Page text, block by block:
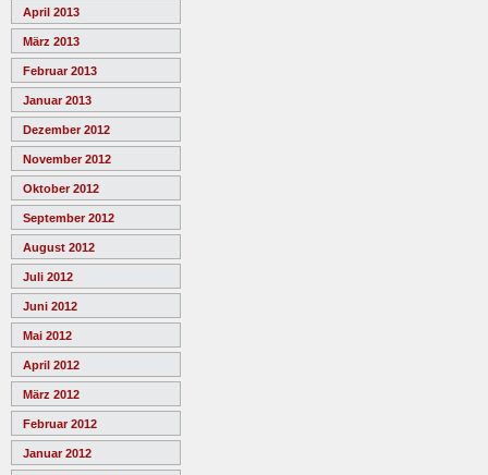
April 2013
März 2013
Februar 2013
Januar 2013
Dezember 2012
November 2012
Oktober 2012
September 2012
August 2012
Juli 2012
Juni 2012
Mai 2012
April 2012
März 2012
Februar 2012
Januar 2012